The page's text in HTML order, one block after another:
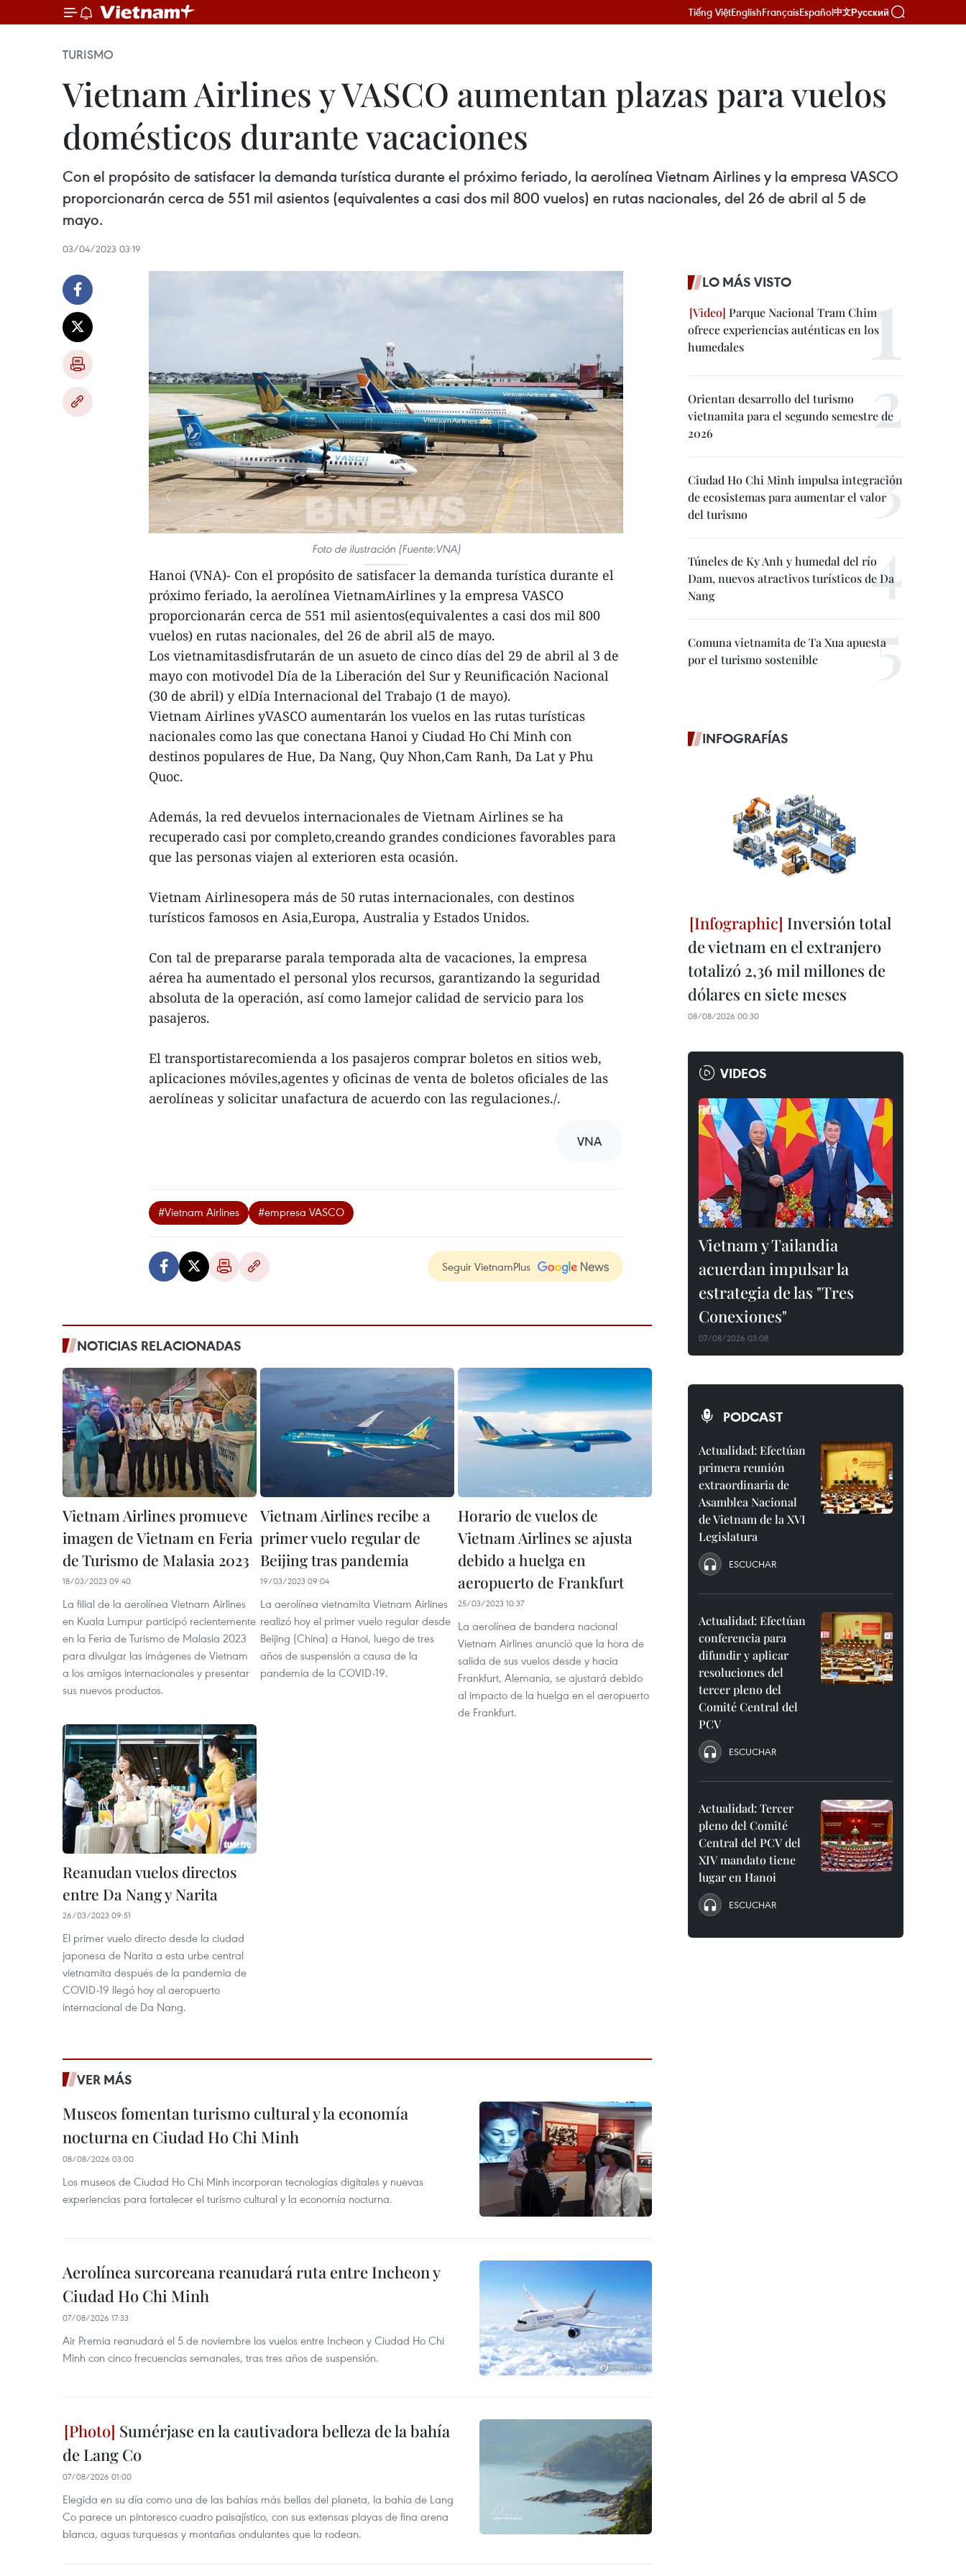
Tiếng ViệtEnglishFrançaisEspañol中文Русский
TURISMO
Vietnam Airlines y VASCO aumentan plazas para vuelos
domésticos durante vacaciones
Con el propósito de satisfacer la demanda turística durante el próximo feriado, la aerolínea Vietnam Airlines y la empresa VASCO
proporcionarán cerca de 551 mil asientos (equivalentes a casi dos mil 800 vuelos) en rutas nacionales, del 26 de abril al 5 de
mayo.
03/04/2023 03:19
Foto de ilustración (Fuente:VNA)
Hanoi (VNA)- Con el propósito de satisfacer la demanda turística durante el
próximo feriado, la aerolínea VietnamAirlines y la empresa VASCO
proporcionarán cerca de 551 mil asientos(equivalentes a casi dos mil 800
vuelos) en rutas nacionales, del 26 de abril al5 de mayo.
Los vietnamitasdisfrutarán de un asueto de cinco días del 29 de abril al 3 de
mayo con motivodel Día de la Liberación del Sur y Reunificación Nacional
(30 de abril) y elDía Internacional del Trabajo (1 de mayo).
Vietnam Airlines yVASCO aumentarán los vuelos en las rutas turísticas
nacionales como las que conectana Hanoi y Ciudad Ho Chi Minh con
destinos populares de Hue, Da Nang, Quy Nhon,Cam Ranh, Da Lat y Phu
Quoc.
Además, la red devuelos internacionales de Vietnam Airlines se ha
recuperado casi por completo,creando grandes condiciones favorables para
que las personas viajen al exterioren esta ocasión.
Vietnam Airlinesopera más de 50 rutas internacionales, con destinos
turísticos famosos en Asia,Europa, Australia y Estados Unidos.
Con tal de prepararse parala temporada alta de vacaciones, la empresa
aérea ha aumentado el personal ylos recursos, garantizando la seguridad
absoluta de la operación, así como lamejor calidad de servicio para los
pasajeros.
El transportistarecomienda a los pasajeros comprar boletos en sitios web,
aplicaciones móviles,agentes y oficinas de venta de boletos oficiales de las
aerolíneas y solicitar unafactura de acuerdo con las regulaciones./.
VNA
#Vietnam Airlines #empresa VASCO
Seguir VietnamPlus
NOTICIAS RELACIONADAS
Vietnam Airlines promueve
imagen de Vietnam en Feria
de Turismo de Malasia 2023
18/03/2023 09:40
La filial de la aerolínea Vietnam Airlines
en Kuala Lumpur participó recientemente
en la Feria de Turismo de Malasia 2023
para divulgar las imágenes de Vietnam
a los amigos internacionales y presentar
sus nuevos productos.
Vietnam Airlines recibe a
primer vuelo regular de
Beijing tras pandemia
19/03/2023 09:04
La aerolínea vietnamita Vietnam Airlines
realizó hoy el primer vuelo regular desde
Beijing (China) a Hanoi, luego de tres
años de suspensión a causa de la
pandemia de la COVID-19.
Horario de vuelos de
Vietnam Airlines se ajusta
debido a huelga en
aeropuerto de Frankfurt
25/03/2023 10:37
La aerolínea de bandera nacional
Vietnam Airlines anunció que la hora de
salida de sus vuelos desde y hacia
Frankfurt, Alemania, se ajustará debido
al impacto de la huelga en el aeropuerto
de Frankfurt.
Reanudan vuelos directos
entre Da Nang y Narita
26/03/2023 09:51
El primer vuelo directo desde la ciudad
japonesa de Narita a esta urbe central
vietnamita después de la pandemia de
COVID-19 llegó hoy al aeropuerto
internacional de Da Nang.
VER MÁS
Museos fomentan turismo cultural y la economía
nocturna en Ciudad Ho Chi Minh
08/08/2026 03:00
Los museos de Ciudad Ho Chi Minh incorporan tecnologías digitales y nuevas
experiencias para fortalecer el turismo cultural y la economía nocturna.
Aerolínea surcoreana reanudará ruta entre Incheon y
Ciudad Ho Chi Minh
07/08/2026 17:33
Air Premia reanudará el 5 de noviembre los vuelos entre Incheon y Ciudad Ho Chi
Minh con cinco frecuencias semanales, tras tres años de suspensión.
Sumérjase en la cautivadora belleza de la bahía
de Lang Co
07/08/2026 01:00
Elegida en su día como una de las bahías más bellas del planeta, la bahía de Lang
Co parece un pintoresco cuadro paisajístico, con sus extensas playas de fina arena
blanca, aguas turquesas y montañas ondulantes que la rodean.
LO MÁS VISTO
Parque Nacional Tram Chim
ofrece experiencias auténticas en los
humedales
Orientan desarrollo del turismo
vietnamita para el segundo semestre de
2026
Ciudad Ho Chi Minh impulsa integración
de ecosistemas para aumentar el valor
del turismo
Túneles de Ky Anh y humedal del río
Dam, nuevos atractivos turísticos de Da
Nang
Comuna vietnamita de Ta Xua apuesta
por el turismo sostenible
INFOGRAFÍAS
Inversión total
de vietnam en el extranjero
totalizó 2,36 mil millones de
dólares en siete meses
08/08/2026 00:30
VIDEOS
Vietnam y Tailandia
acuerdan impulsar la
estrategia de las "Tres
Conexiones"
07/08/2026 03:08
PODCAST
Actualidad: Efectúan
primera reunión
extraordinaria de
Asamblea Nacional
de Vietnam de la XVI
Legislatura
ESCUCHAR
Actualidad: Efectúan
conferencia para
difundir y aplicar
resoluciones del
tercer pleno del
Comité Central del
PCV
ESCUCHAR
Actualidad: Tercer
pleno del Comité
Central del PCV del
XIV mandato tiene
lugar en Hanoi
ESCUCHAR